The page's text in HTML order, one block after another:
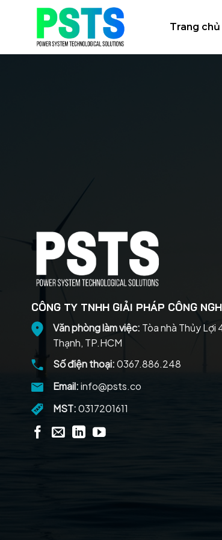
dung
Trang chủ
CÔNG TY TNHH GIẢI PHÁP CÔNG
Văn phòng làm việc: Tòa nhà Thủy Lợi
Thạnh, TP.HCM
Số điện thoại:0367.886.248
Email:info@psts.co
MST:0317201611